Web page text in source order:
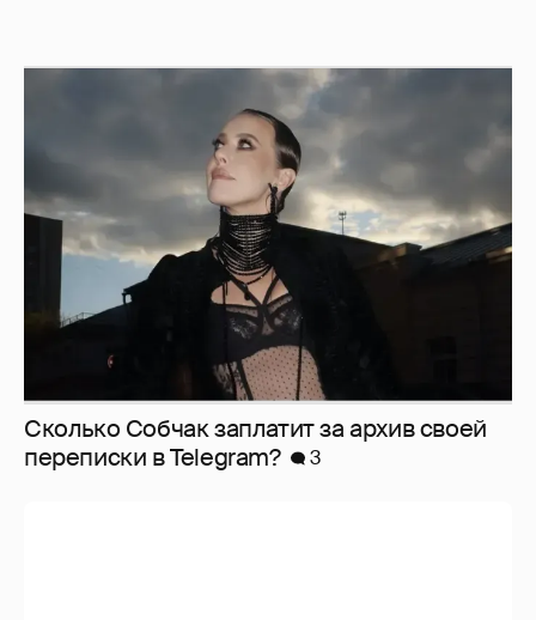
Сколько Собчак заплатит за архив своей
перeписки в Telegram?
3